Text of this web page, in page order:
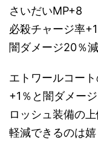
さいだいMP+8
必殺チャージ率
闇ダメージ20％減
エトワールコー
+1％と闇ダメー
ロッシュ装備の
軽減できるのは嬉